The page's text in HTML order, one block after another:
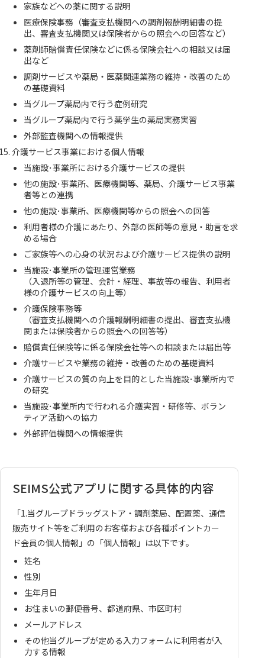
家族などへの薬に関する説明
医療保険事務（審査支払機関への調剤報酬明細書の提
出、審査支払機関又は保険者からの照会への回答など）
薬剤師賠償責任保険などに係る保険会社への相談又は届
出など
調剤サービスや薬局・医薬関連業務の維持・改善のため
の基礎資料
当グループ薬局内で行う症例研究
当グループ薬局内で行う薬学生の薬局実務実習
外部監査機関への情報提供
介護サービス事業における個人情報
当施設･事業所における介護サービスの提供
他の施設･事業所、医療機関等、薬局、介護サービス事業
者等との連携
他の施設･事業所、医療機関等からの照会への回答
利用者様の介護にあたり、外部の医師等の意見・助言を求
める場合
ご家族等への心身の状況および介護サービス提供の説明
当施設･事業所の管理運営業務
（入退所等の管理、会計・経理、事故等の報告、利用者
様の介護サービスの向上等）
介護保険事務等
（審査支払機関への介護報酬明細書の提出、審査支払機
関または保険者からの照会への回答等）
賠償責任保険等に係る保険会社等への相談または届出等
介護サービスや業務の維持・改善のための基礎資料
介護サービスの質の向上を目的とした当施設･事業所内で
の研究
当施設･事業所内で行われる介護実習・研修等、ボラン
ティア活動への協力
外部評価機関への情報提供
SEIMS公式アプリに関する具体的内容
「1.当グループドラッグストア・調剤薬局、配置薬、通信
販売サイト等をご利用のお客様および各種ポイントカー
ド会員の個人情報」の「個人情報」は以下です。
姓名
性別
生年月日
お住まいの郵便番号、都道府県、市区町村
メールアドレス
その他当グループが定める入力フォームに利用者が入
力する情報